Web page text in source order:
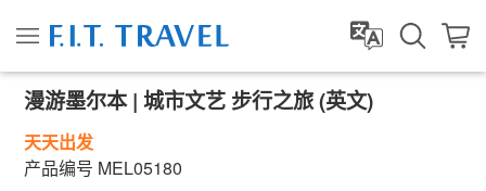
漫游墨尔本 | 城市文艺 步行之旅 (英文)
天天出发
产品编号 MEL05180